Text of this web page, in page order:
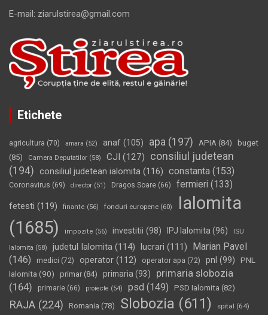
E-mail: ziarulstirea@gmail.com
Etichete
agricultura (70) amara (52) anaf (105) apa (197) APIA (84)
buget
(85)
Camera Deputatilor (58) CJI (127)
consiliul judetean
(194) consiliul judetean ialomita (116) constanta (153)
Coronavirus (69) director (51) Dragos Soare (66) fermieri (133)
fetesti (119) finante (56) fonduri europene (60)
Ialomita
(1685)
impozite (56) investitii (98) IPJ Ialomita (96) ISU
Ialomita (58) judetul Ialomita (114) lucrari (111)
Marian Pavel
(146)
medici (72) operator (112) operator apa (72) pnl (99)
PNL
Ialomita (90) primar(84) primaria (93)
primaria slobozia
(164)
primarie (66) proiecte (54) psd (149) PSD Ialomita (82)
RAJA (224) Romania (78) Slobozia (611) spital (64)